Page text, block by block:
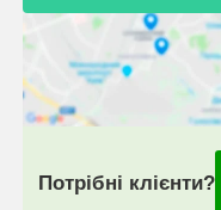
Потрібні клієнти?